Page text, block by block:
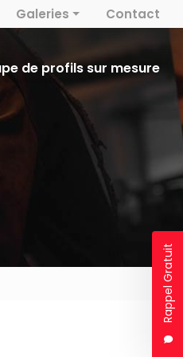
Rappel Gratuit
Galeries
Métallerie
Découpe laser
Serrurerie
Contact
de profils sur mesure